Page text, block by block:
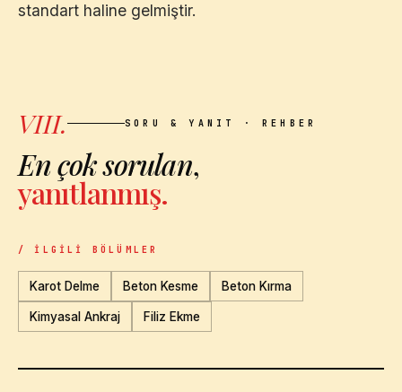
standart haline gelmiştir.
VIII. SORU & YANIT · REHBER
En çok sorulan,
yanıtlanmış.
/ İLGILI BÖLÜMLER
Karot Delme Beton Kesme Beton Kırma
Kimyasal Ankraj Filiz Ekme